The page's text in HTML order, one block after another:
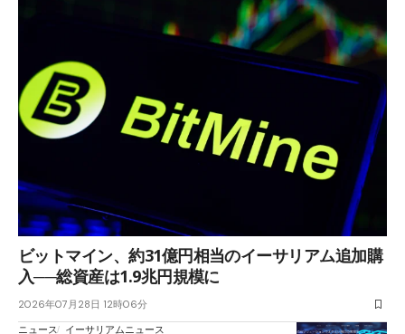
ビットマイン、約31億円相当のイーサリアム追加購
入──総資産は1.9兆円規模に
2026年07月28日 12時06分
ニュース
イーサリアムニュース